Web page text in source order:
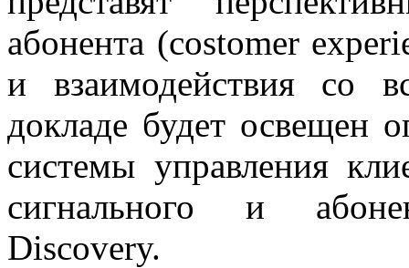
абонента (costomer
и взаимодействия со
докладе будет освещен
системы управления
сигнального и
Discovery.